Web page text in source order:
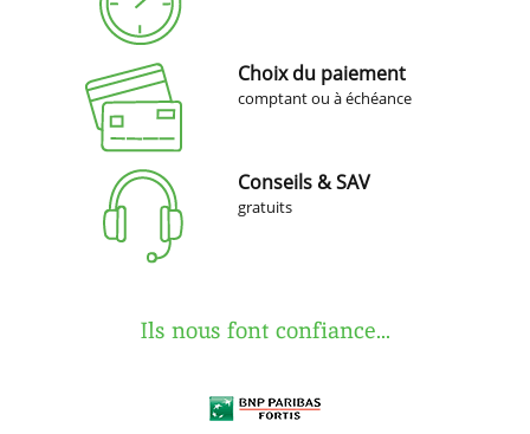
Choix du paiement
comptant ou à échéance
Conseils & SAV
gratuits
Ils nous font confiance...